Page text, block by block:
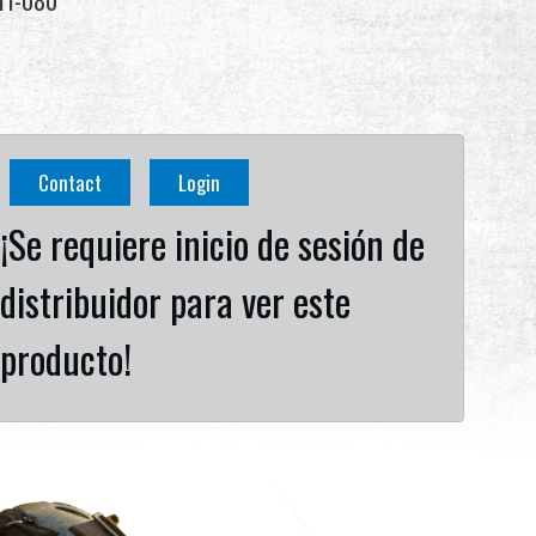
Contact Login
¡Se requiere inicio de sesión de
distribuidor para ver este
producto!